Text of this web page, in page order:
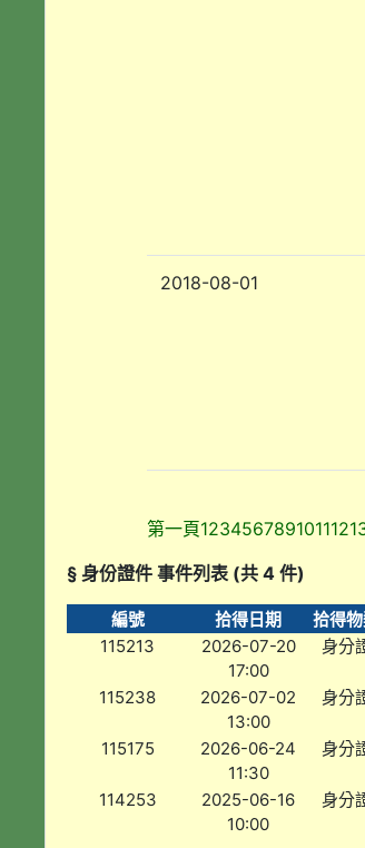
2018-08-01
第一頁123456789101112
§ 身份證件 事件列表 (共 4 件)
編號 拾得日期 拾得物
115213
2026-07-20
17:00
身分
115238
2026-07-02
13:00
身分
115175
2026-06-24
11:30
身分
114253
2025-06-16
10:00
身分